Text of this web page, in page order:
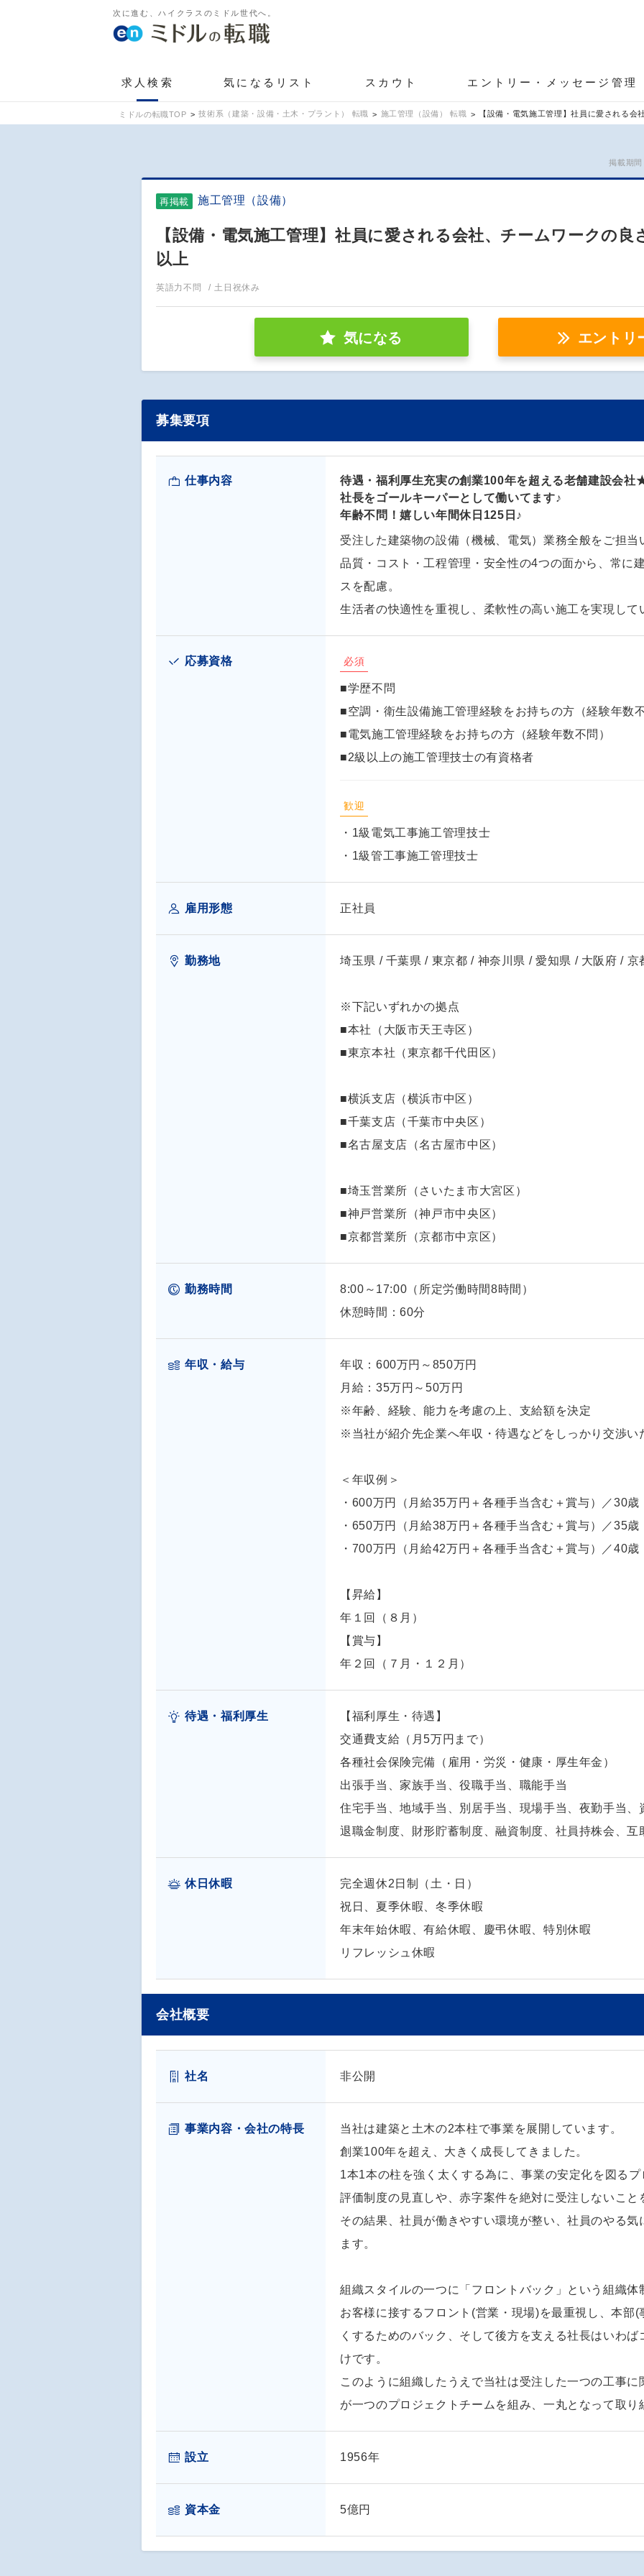
次に進む、ハイクラスのミドル世代へ。
求人検索 気になるリスト スカウト エントリー・メッセージ管理
ミドルの転職TOP 技術系（建築・設備・土木・プラント） 転職 施工管理（設備） 転職 【設備・電気施工管理】社員に愛される
掲載期
再掲載 施工管理（設備）
【設備・電気施工管理】社員に愛される会社、チームワークの
以上
英語力不問 土日祝休み
気になる エントリ
募集要項
仕事内容
待遇・福利厚生充実の創業100年を超える老舗建設会社
社長をゴールキーパーとして働いてます♪
年齢不問！嬉しい年間休日125日♪
受注した建築物の設備（機械、電気）業務全般をご担当
品質・コスト・工程管理・安全性の4つの面から、常に
スを配慮。
生活者の快適性を重視し、柔軟性の高い施工を実現して
応募資格 必須
■学歴不問
■空調・衛生設備施工管理経験をお持ちの方（経験年数不
■電気施工管理経験をお持ちの方（経験年数不問）
■2級以上の施工管理技士の有資格者
歓迎
・1級電気工事施工管理技士
・1級管工事施工管理技士
雇用形態 正社員
勤務地 埼玉県 / 千葉県 / 東京都 / 神奈川県 / 愛知県 / 大阪府 / 京
※下記いずれかの拠点
■本社（大阪市天王寺区）
■東京本社（東京都千代田区）
■横浜支店（横浜市中区）
■千葉支店（千葉市中央区）
■名古屋支店（名古屋市中区）
■埼玉営業所（さいたま市大宮区）
■神戸営業所（神戸市中央区）
■京都営業所（京都市中京区）
勤務時間
8:00～17:00（所定労働時間8時間）
休憩時間：60分
年収・給与
年収：600万円～850万円
月給：35万円～50万円
※年齢、経験、能力を考慮の上、支給額を決定
※当社が紹介先企業へ年収・待遇などをしっかり交渉い
＜年収例＞
・600万円（月給35万円＋各種手当含む＋賞与）／30歳
・650万円（月給38万円＋各種手当含む＋賞与）／35歳
・700万円（月給42万円＋各種手当含む＋賞与）／40歳
【昇給】
年１回（８月）
【賞与】
年２回（７月・１２月）
待遇・福利厚生
【福利厚生・待遇】
交通費支給（月5万円まで）
各種社会保険完備（雇用・労災・健康・厚生年金）
出張手当、家族手当、役職手当、職能手当
住宅手当、地域手当、別居手当、現場手当、夜勤手当、
退職金制度、財形貯蓄制度、融資制度、社員持株会、互
休日休暇
完全週休2日制（土・日）
祝日、夏季休暇、冬季休暇
年末年始休暇、有給休暇、慶弔休暇、特別休暇
リフレッシュ休暇
会社概要
社名 非公開
事業内容・会社の特長
当社は建築と土木の2本柱で事業を展開しています。
創業100年を超え、大きく成長してきました。
1本1本の柱を強く太くする為に、事業の安定化を図る
評価制度の見直しや、赤字案件を絶対に受注しないこと
その結果、社員が働きやすい環境が整い、社員のやる
ます。
組織スタイルの一つに「フロントバック」という組織体
お客様に接するフロント(営業・現場)を最重視し、本部
くするためのバック、そして後方を支える社長はいわ
けです。
このように組織したうえで当社は受注した一つの工事に
が一つのプロジェクトチームを組み、一丸となって取り
設立 1956年
資本金 5億円